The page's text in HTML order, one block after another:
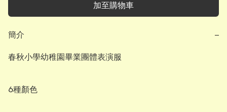
加至購物車
簡介 −
春秋小學幼稚園畢業團體表演服
6種顏色